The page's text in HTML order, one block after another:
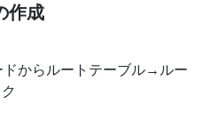
作成
からルートテーブル→ルー